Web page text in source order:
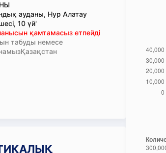
ауданы, Нур Алатау
10 үй'
қамтамасыз етпейді
табуды немесе